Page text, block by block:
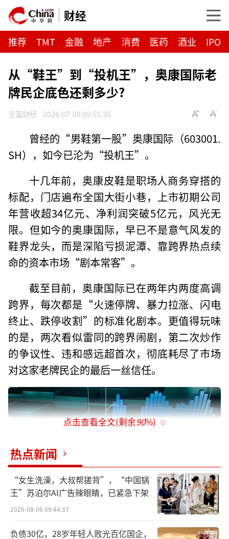
财经
推荐 TMT 金融 地产 消费 医药 酒业 IPO
从“鞋王”到“投机王”，奥康国际老
牌民企底色还剩多少?
览富财经 2026-07-08 09:55:36
曾经的“男鞋第一股”奥康国际（603001.
SH），如今已沦为“投机王”。
十几年前，奥康皮鞋是职场人商务穿搭的
标配，门店遍布全国大街小巷，上市初期公司
年营收超34亿元、净利润突破5亿元，风光无
限。但如今的奥康国际，早已不是意气风发的
鞋界龙头，而是深陷亏损泥潭、靠跨界热点续
命的资本市场“剧本常客”。
截至目前，奥康国际已在两年内两度高调
跨界，每次都是“火速停牌、暴力拉涨、闪电
终止、跌停收割”的标准化剧本。更值得玩味
的是，两次看似雷同的跨界闹剧，第二次炒作
的争议性、违和感远超首次，彻底耗尽了市场
对这家老牌民企的最后一丝信任。
点击查看全文(剩余90%)
热点新闻
“女生洗澡，大叔帮搓背”，“中国锅
王”苏泊尔AI广告辣眼睛，已紧急下架
2026-08-06 09:44:37
负债30亿，28岁年轻人败光百亿国企，